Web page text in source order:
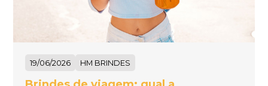
19/06/2026 HM BRINDES